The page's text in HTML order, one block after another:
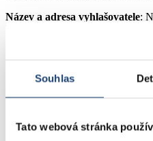
Souhlas
Tato webová stránka
Název a adresa vyhlašovatele:
Florenci 2116/15, Nové Město,
Do výběrového řízení se mohou
zdravotnické školy, vyšší
nebo uvedení zdravotničtí